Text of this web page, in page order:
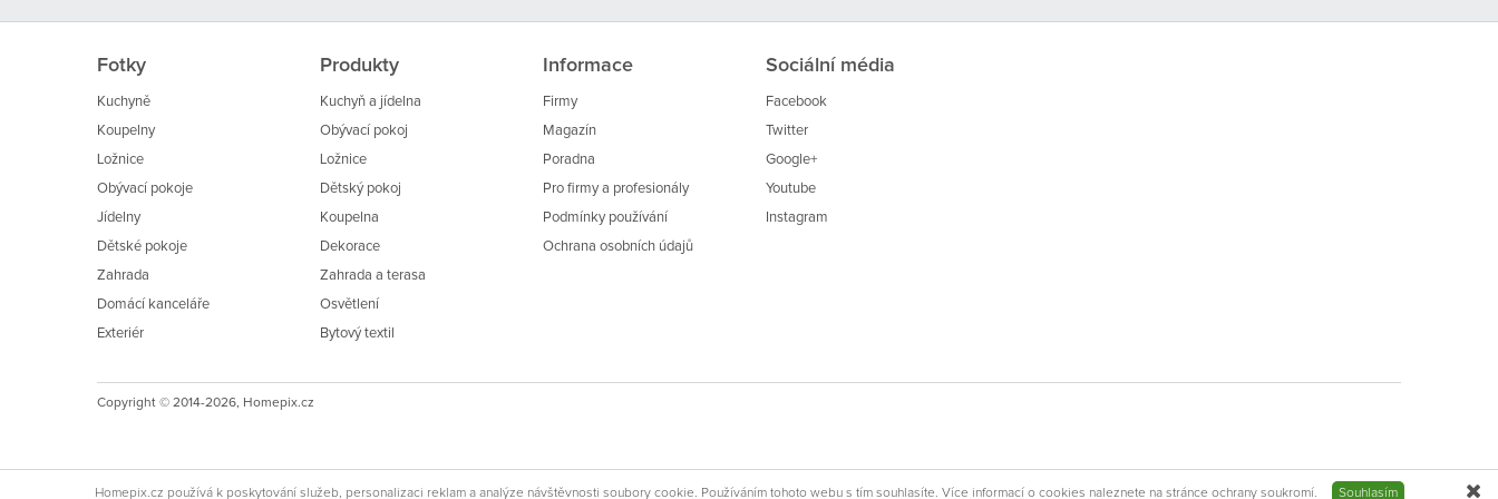
Fotky
Kuchyně
Koupelny
Ložnice
Obývací pokoje
Jídelny
Dětské pokoje
Zahrada
Domácí kanceláře
Exteriér
Produkty
Kuchyň a jídelna
Obývací pokoj
Ložnice
Dětský pokoj
Koupelna
Dekorace
Zahrada a terasa
Osvětlení
Bytový textil
Informace
Firmy
Magazín
Poradna
Pro firmy a profesionály
Podmínky používání
Ochrana osobních údajů
Sociální média
Facebook
Twitter
Google+
Youtube
Instagram
Copyright © 2014-2026, Homepix.cz
Homepix.cz používá k poskytování služeb, personalizaci reklam a analýze návštěvnosti soubory cookie. Používáním tohoto webu s tím souhlasíte. Více informací o cookies naleznete na stránce ochrany soukromí. Souhlasím